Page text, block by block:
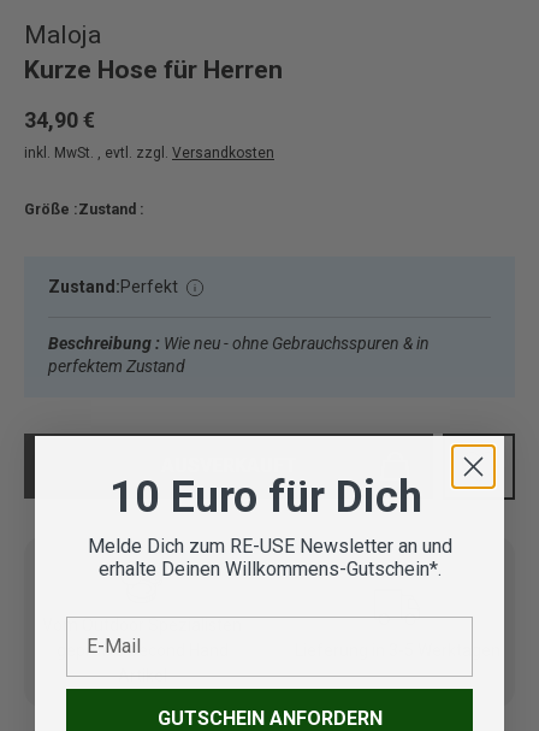
Maloja
Kurze Hose für Herren
34,90 €
inkl. MwSt. , evtl. zzgl. Versandkosten
Größe :Zustand :
Zustand:Perfekt
Beschreibung : Wie neu - ohne Gebrauchsspuren & in
perfektem Zustand
geprüfte Second Hand
Artikel
10 Euro für Dich
Melde Dich zum RE-USE Newsletter an und
erhalte Deinen Willkommens-Gutschein*.
GUTSCHEIN ANFORDERN